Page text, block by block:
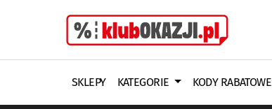
SKLEPY KATEGORIE KODY RABATOWE